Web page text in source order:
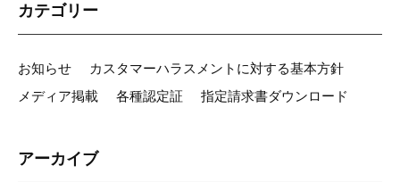
カテゴリー
お知らせ
カスタマーハラスメントに対する基本方針
メディア掲載
各種認定証 指定請求書ダウンロード
アーカイブ